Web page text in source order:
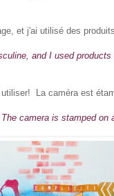
et j'ai utilisé des
and I used products
La caméra est
camera is stamped on